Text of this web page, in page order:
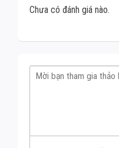
Chưa có đánh giá nào.